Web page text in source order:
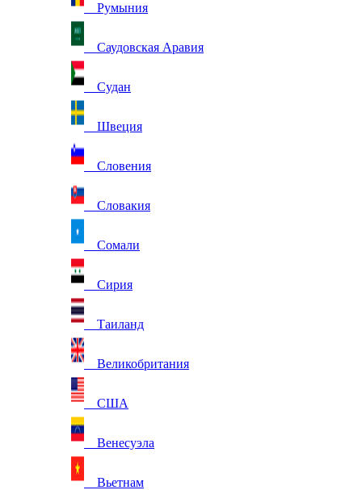
Румыния
Саудовская Аравия
Судан
Швеция
Словения
Словакия
Сомали
Сирия
Таиланд
Великобритания
США
Венесуэла
Вьетнам